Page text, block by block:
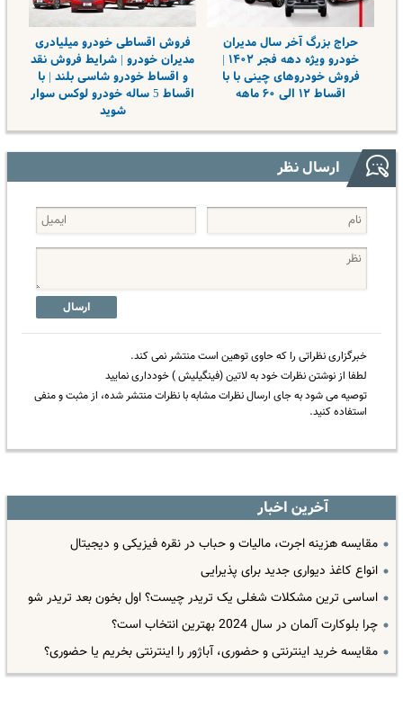
حراج بزرگ آخر سال مدیران
خودرو ویژه دهه فجر ۱۴۰۲ |
فروش خودروهای چینی با با
اقساط ۱۲ الی ۶۰ ماهه
فروش اقساطی خودرو میلیادری
مدیران خودرو | شرایط فروش نقد
و اقساط خودرو شاسی بلند | با
اقساط 5 ساله خودرو لوکس سوار
شوید
ارسال نظر
ارسال
خبرگزاری نظراتی را که حاوی توهین است منتشر نمی کند.
لطفا از نوشتن نظرات خود به لاتین (فینگیلیش ) خودداری نمایید
توصیه می شود به جای ارسال نظرات مشابه با نظرات منتشر شده، از مثبت و منفی
استفاده کنید.
آخرین اخبار
مقایسه هزینه اجرت، مالیات و حباب در نقره فیزیکی و دیجیتال
انواع کاغذ دیواری جدید برای پذیرایی
اساسی ترین مشکلات شغلی یک تریدر چیست؟ اول بخون بعد تریدر شو
چرا بلوکارت آلمان در سال 2024 بهترین انتخاب است؟
مقایسه خرید اینترنتی و حضوری، آباژور را اینترنتی بخریم یا حضوری؟